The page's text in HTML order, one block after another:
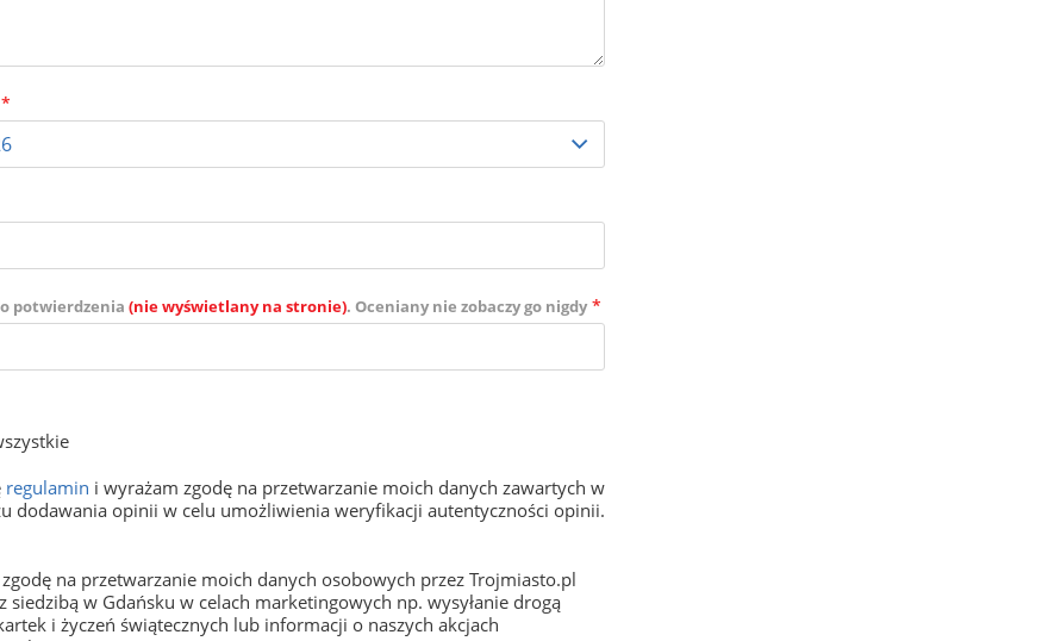
*
potwierdzenia (nie wyświetlany na stronie). Oceniany nie zobaczy go nigdy *
regulamin i wyrażam zgodę na przetwarzanie moich danych zawartych w
dodawania opinii w celu umożliwienia weryfikacji autentyczności opinii.
na przetwarzanie moich danych osobowych przez Trojmiasto.pl
siedzibą w Gdańsku w celach marketingowych np. wysyłanie drogą
i życzeń świątecznych lub informacji o naszych akcjach